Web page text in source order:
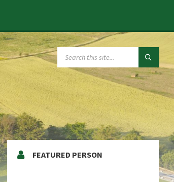
SEARCH:
FEATURED PERSON